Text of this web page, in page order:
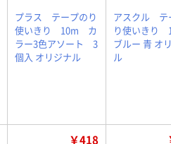
プラス テープのり
使いきり 10m カ
ラー3色アソート 3
個入 オリジナル
アスクル テ
り使いき
ブルー 青 オ
ル
￥418